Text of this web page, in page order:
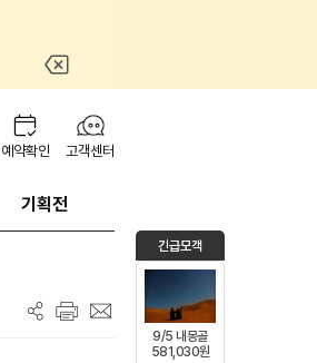
예약확인 고객센터
기획전
긴급모객
9/5 내몽골
581,030원